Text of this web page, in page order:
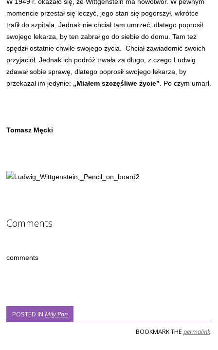
momencie przestał się leczyć, jego stan się pogorszył, wkrótce
trafił do szpitala. Jednak nie chciał tam umrzeć, dlatego poprosił
swojego lekarza, by ten zabrał go do siebie do domu. Tam też
spędził ostatnie chwile swojego życia. Chciał zawiadomić swoich
przyjaciół. Jednak ich podróż trwała za długo, z czego Ludwig
zdawał sobie sprawę, dlatego poprosił swojego lekarza, by
przekazał im jedynie: „Miałem szczęśliwe życie” . Po czym umarł.
Tomasz Męcki
Comments
comments
POSTED INMiły Pan
BOOKMARK THE permalink.